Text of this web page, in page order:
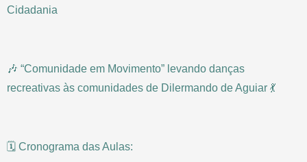
Cidadania
🎶 “Comunidade em Movimento” levando danças
recreativas às comunidades de Dilermando de Aguiar 💃
🗓️ Cronograma das Aulas: